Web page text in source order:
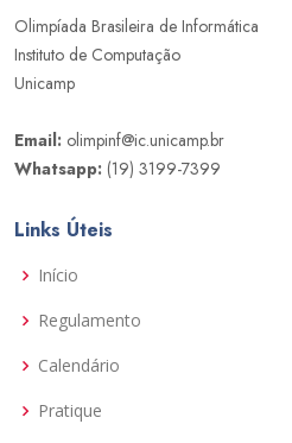
Olimpíada Brasileira de Informática
Instituto de Computação
Unicamp
Email: olimpinf@ic.unicamp.br
Whatsapp: (19) 3199-7399
Links Úteis
Início
Regulamento
Calendário
Pratique